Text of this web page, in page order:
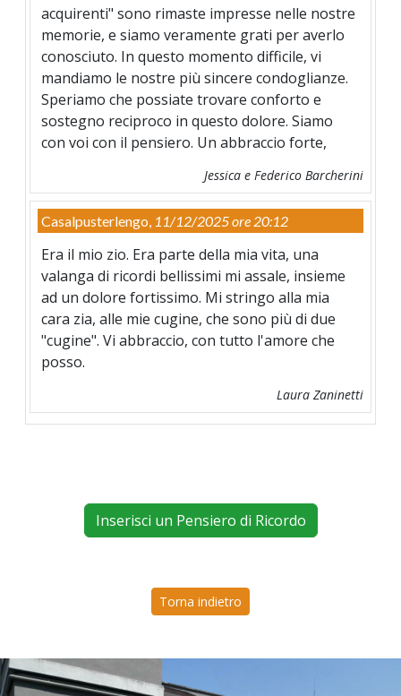
acquirenti" sono rimaste impresse nelle nostre
memorie, e siamo veramente grati per averlo
conosciuto. In questo momento difficile, vi
mandiamo le nostre più sincere condoglianze.
Speriamo che possiate trovare conforto e
sostegno reciproco in questo dolore. Siamo
con voi con il pensiero. Un abbraccio forte,
Jessica e Federico Barcherini
Casalpusterlengo, 11/12/2025 ore 20:12
Era il mio zio. Era parte della mia vita, una
valanga di ricordi bellissimi mi assale, insieme
ad un dolore fortissimo. Mi stringo alla mia
cara zia, alle mie cugine, che sono più di due
"cugine". Vi abbraccio, con tutto l'amore che
posso.
Laura Zaninetti
Inserisci un Pensiero di Ricordo
Torna indietro